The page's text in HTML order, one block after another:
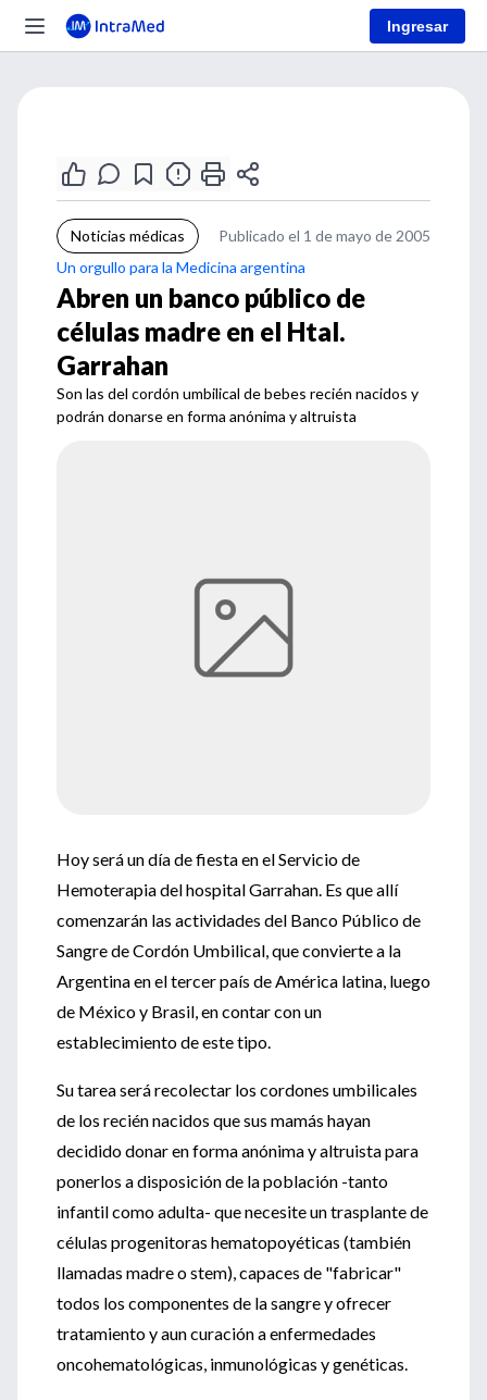
Ingresar
Noticias médicas
Publicado el 1 de mayo de 2005
Un orgullo para la Medicina argentina
Abren un banco público de
células madre en el Htal.
Garrahan
Son las del cordón umbilical de bebes recién nacidos y
podrán donarse en forma anónima y altruista
Hoy será un día de fiesta en el Servicio de
Hemoterapia del hospital Garrahan. Es que allí
comenzarán las actividades del Banco Público de
Sangre de Cordón Umbilical, que convierte a la
Argentina en el tercer país de América latina, luego
de México y Brasil, en contar con un
establecimiento de este tipo.
Su tarea será recolectar los cordones umbilicales
de los recién nacidos que sus mamás hayan
decidido donar en forma anónima y altruista para
ponerlos a disposición de la población -tanto
infantil como adulta- que necesite un trasplante de
células progenitoras hematopoyéticas (también
llamadas madre o stem), capaces de "fabricar"
todos los componentes de la sangre y ofrecer
tratamiento y aun curación a enfermedades
oncohematológicas, inmunológicas y genéticas.